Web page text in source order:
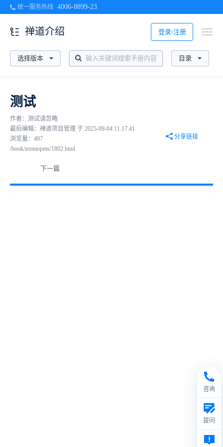
统一服务热线 4006-8899-23
登录/注册
禅道介绍
选择版本 目录
测试
作者：测试请忽略
最后编辑：禅道项目管理 于 2025-09-04 11:17:41
浏览量：497
分享链接
/book/zentaopms/1802.html
下一篇
咨询
提问